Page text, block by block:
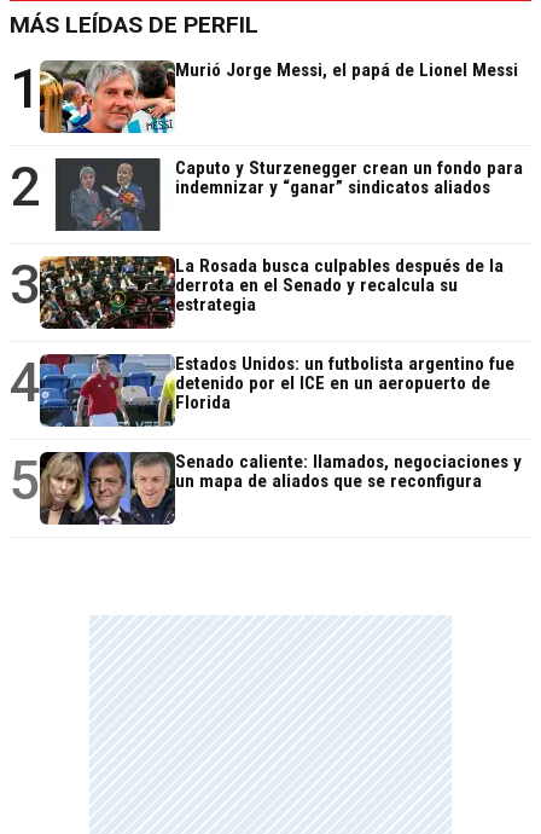
MÁS LEÍDAS DE PERFIL
1 Murió Jorge Messi, el papá de Lionel Messi
2
Caputo y Sturzenegger crean un fondo para
indemnizar y “ganar” sindicatos aliados
3
La Rosada busca culpables después de la
derrota en el Senado y recalcula su
estrategia
4
Estados Unidos: un futbolista argentino fue
detenido por el ICE en un aeropuerto de
Florida
5
Senado caliente: llamados, negociaciones y
un mapa de aliados que se reconfigura